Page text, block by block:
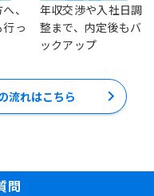
、
っ
年収交渉や入社日調
整まで、内定後もバ
ックアップ
流れはこちら
問